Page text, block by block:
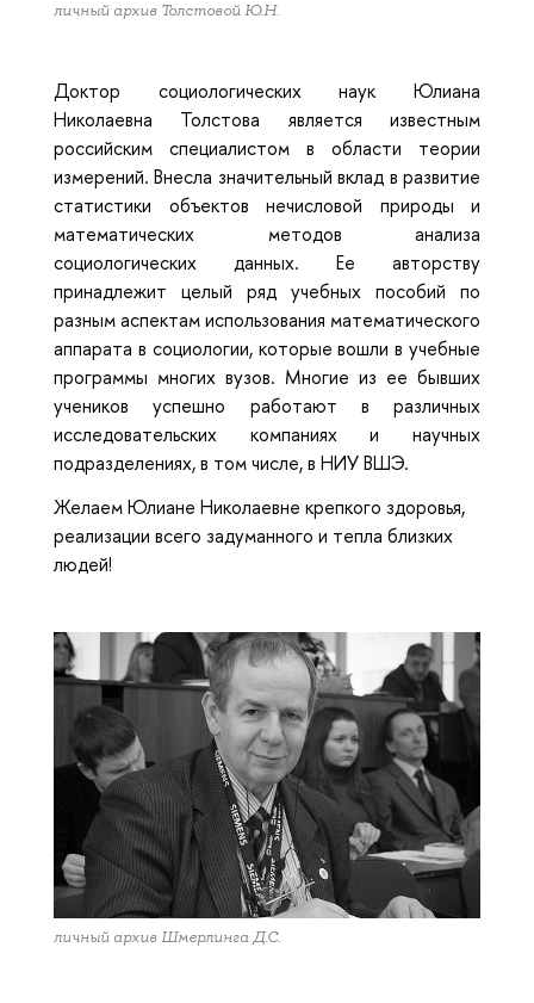
личный архив Толстовой Ю.Н.
Доктор социологических наук Юлиана
Николаевна Толстова является известным
российским специалистом в области теории
измерений. Внесла значительный вклад в развитие
статистики объектов нечисловой природы и
математических методов анализа
социологических данных. Ее авторству
принадлежит целый ряд учебных пособий по
разным аспектам использования математического
аппарата в социологии, которые вошли в учебные
программы многих вузов. Многие из ее бывших
учеников успешно работают в различных
исследовательских компаниях и научных
подразделениях, в том числе, в НИУ ВШЭ.
Желаем Юлиане Николаевне крепкого здоровья,
реализации всего задуманного и тепла близких
людей!
личный архив Шмерлинга Д.С.